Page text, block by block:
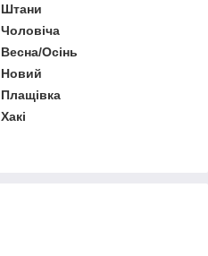
Штани
Чоловіча
Весна/Осінь
Новий
Плащівка
Хакі